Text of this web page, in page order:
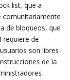
list, que a
comunitariamente
de bloqueos, que
requiere de
son libres
de la